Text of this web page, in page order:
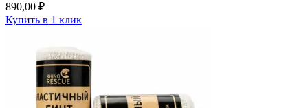
890,00 ₽
Купить в 1 клик